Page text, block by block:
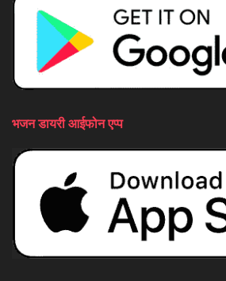
भजन डायरी आईफोन एप्प